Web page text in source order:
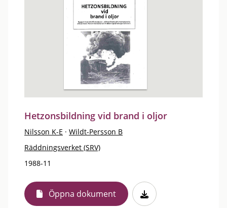
Hetzonsbildning vid brand i oljor
Nilsson K-E · Wildt-Persson B
Räddningsverket (SRV)
1988-11
Öppna dokument